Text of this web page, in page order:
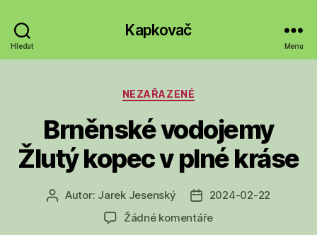
Hledat
Kapkovač
Menu
Rubriky
NEZAŘAZENÉ
Brněnské vodojemy
Žlutý kopec v plné kráse
AutorAutor: Jarek Jesenský
Datum
příspěvku
2024-02-22
Žádné komentářeu